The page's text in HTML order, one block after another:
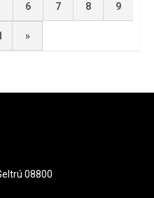
6 7 8 9
»
08800